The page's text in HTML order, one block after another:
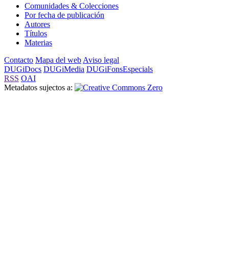
Comunidades & Colecciones
Por fecha de publicación
Autores
Títulos
Materias
Contacto Mapa del web Aviso legal
DUGiDocs DUGiMedia DUGiFonsEspecials
RSS OAI
Metadatos sujectos a: